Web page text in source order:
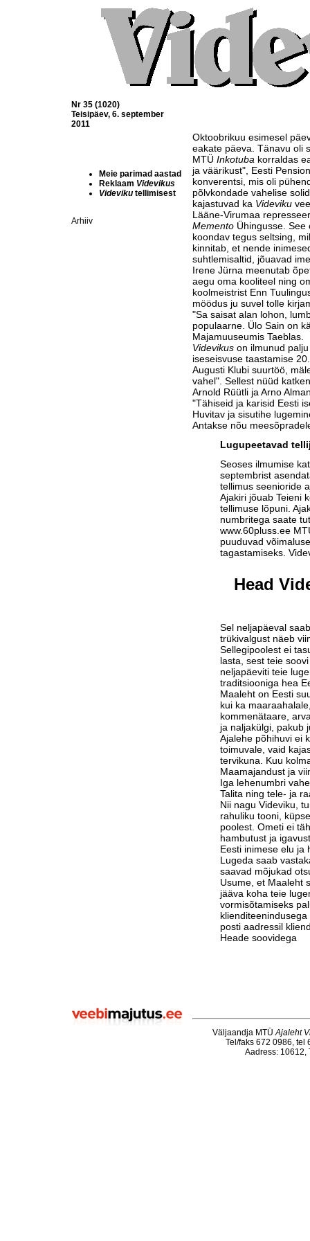
Nr 35 (1020)
Teisipäev, 6. september
2011
Meie parimad aastad
Reklaam Videvikus
Videviku tellimisest
Arhiiv
Oktoobrikuu esimesel
eakate päeva. Tänavu oli
MTÜ Inkotuba korraldas
ja väärikust", Eesti
konverentsi, mis oli
põlvkondade vahelise
kajastuvad ka Videviku
Lääne-Virumaa
Memento Ühingusse. See
koondav tegus seltsing,
kinnitab, et nende
suhtlemisaltid, jõuavad
Irene Jürna meenutab
aegu oma kooliteel ning
koolmeistrist Enn
möödus ju suvel tolle
"Sa saisat alan lohon,
populaarne. Ülo Sain on
Majamuuseumis Taeblas.
Videvikus on ilmunud
iseseisvuse taastamise
Augusti Klubi suurtöö,
vahel". Sellest nüüd
Arnold Rüütli ja Arno
"Tähiseid ja karisid Eesti
Huvitav ja sisutihe
Antakse nõu
Lugupeetavad
Seoses ilmumise
septembrist
tellimus seenioride
Ajakiri jõuab Teieni
tellimuse lõpuni.
numbritega saate
www.60pluss.ee
puuduvad
tagastamiseks.
Head
Sel neljapäeval
trükivalgust näeb
Sellegipoolest ei
lasta, sest teie
neljapäeviti teie
traditsiooniga hea
Maaleht on Eesti
kui ka
kommenätaare,
ja naljakülgi, pakub
Ajalehe põhihuvi ei
toimuvale, vaid
tervikuna. Kuu
Maamajandust ja
Iga lehenumbri
Talita ning tele- ja
Nii nagu Videviku,
rahuliku tooni,
poolest. Ometi ei
hambutust ja
Eesti inimese elu ja
Lugeda saab
saavad mõjukad
Usume, et Maaleht
jääva koha teie
vormisõtamiseks
posti aadressil
Heade soovidega
Väljaandja MTÜAjaleht
Tel/faks 672 0986, tel
Aadress: 10612,